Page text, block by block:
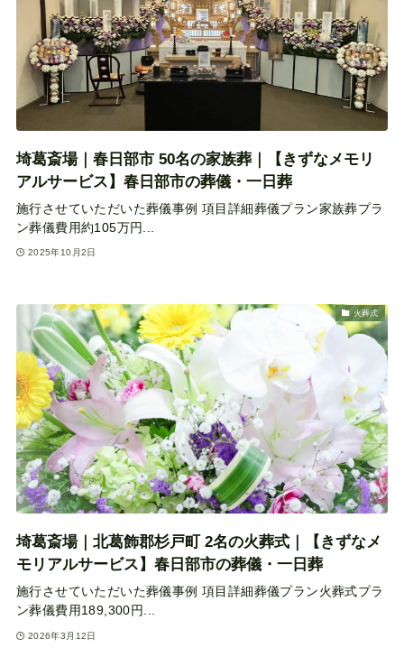
埼葛斎場｜春日部市 50名の家族葬｜【きずなメモリ
アルサービス】春日部市の葬儀・一日葬
施行させていただいた葬儀事例 項目詳細葬儀プラン家族葬プラ
ン葬儀費用約105万円...
2025年10月2日
火葬式
埼葛斎場｜北葛飾郡杉戸町 2名の火葬式｜【きずなメ
モリアルサービス】春日部市の葬儀・一日葬
施行させていただいた葬儀事例 項目詳細葬儀プラン火葬式プラ
ン葬儀費用189,300円...
2026年3月12日